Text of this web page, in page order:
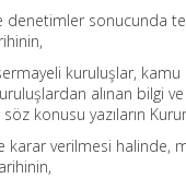
denetimler sonucunda
kuruluşlar,
alınan bilgi
söz konusu yazıların
karar verilmesi halinde,